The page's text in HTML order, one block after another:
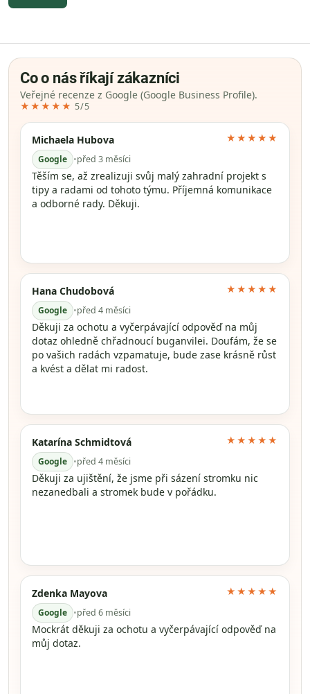
Co o nás říkají zákazníci
Veřejné recenze z Google (Google Business Profile).
★★★★★ 5/5
Michaela Hubova
Google •před 3 měsíci
★★★★★
Těším se, až zrealizuji svůj malý zahradní projekt s
tipy a radami od tohoto týmu. Příjemná komunikace
a odborné rady. Děkuji.
Hana Chudobová
Google •před 4 měsíci
★★★★★
Děkuji za ochotu a vyčerpávající odpověď na můj
dotaz ohledně chřadnoucí buganvilei. Doufám, že se
po vašich radách vzpamatuje, bude zase krásně růst
a kvést a dělat mi radost.
Katarína Schmidtová
Google •před 4 měsíci
★★★★★
Děkuji za ujištění, že jsme při sázení stromku nic
nezanedbali a stromek bude v pořádku.
Zdenka Mayova
Google •před 6 měsíci
★★★★★
Mockrát děkuji za ochotu a vyčerpávající odpověď na
můj dotaz.